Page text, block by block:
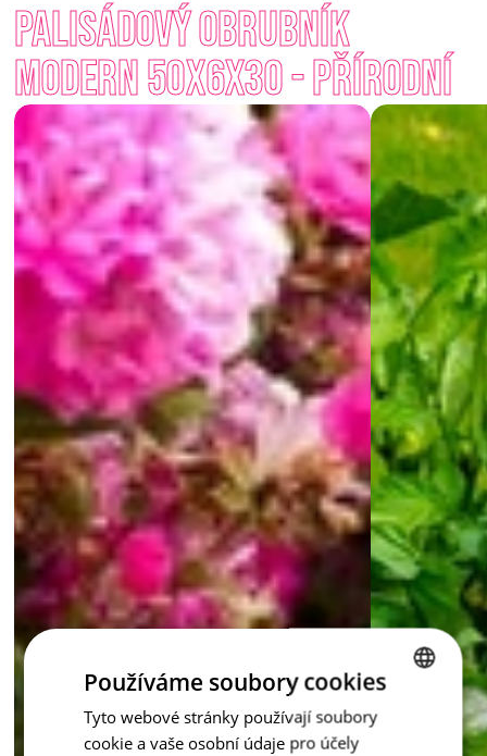
Vyroben z odolného betonu, zvládne nápor počasí, zátěže i
náhodné zásahy zahradní techniky. Nabízíme ho ve dvou
barevných variantách: přírodní, antracit, takže ho snadno
sladíte s okolím.
Když chcete, aby vaše zahrada vypadala promyšleně od
základů – Palisádový obrubník Modern je přesně ten detail,
který udělá rozdíl.
Palisádový obrubník
Modern 50x6x30 - Přírodní
CZECH
Používáme soubory cookies
Tyto webové stránky používají soubory
cookie a vaše osobní údaje pro účely